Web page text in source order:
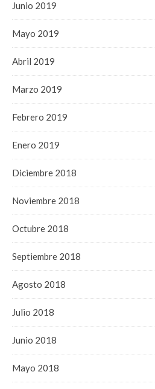
Junio 2019
Mayo 2019
Abril 2019
Marzo 2019
Febrero 2019
Enero 2019
Diciembre 2018
Noviembre 2018
Octubre 2018
Septiembre 2018
Agosto 2018
Julio 2018
Junio 2018
Mayo 2018